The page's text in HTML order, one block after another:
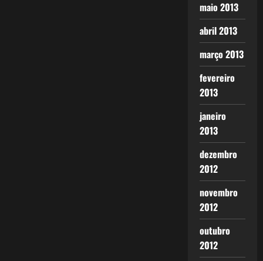
maio 2013
abril 2013
março 2013
fevereiro
2013
janeiro
2013
dezembro
2012
novembro
2012
outubro
2012